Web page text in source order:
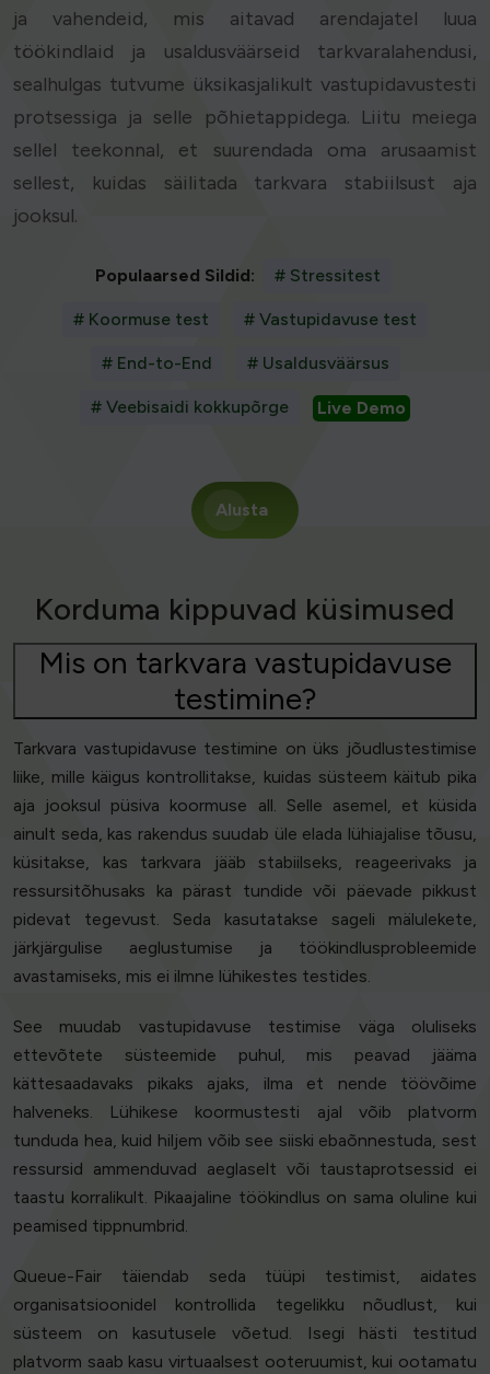
ja vahendeid, mis aitavad arendajatel luua
töökindlaid ja usaldusväärseid tarkvaralahendusi,
sealhulgas tutvume üksikasjalikult vastupidavustesti
protsessiga ja selle põhietappidega. Liitu meiega
sellel teekonnal, et suurendada oma arusaamist
sellest, kuidas säilitada tarkvara stabiilsust aja
jooksul.
Populaarsed Sildid: # Stressitest
# Koormuse test # Vastupidavuse test
# End-to-End # Usaldusväärsus
# Veebisaidi kokkupõrge Live Demo
Alusta
Korduma kippuvad küsimused
Mis on tarkvara vastupidavuse
testimine?
Tarkvara vastupidavuse testimine on üks jõudlustestimise
liike, mille käigus kontrollitakse, kuidas süsteem käitub pika
aja jooksul püsiva koormuse all. Selle asemel, et küsida
ainult seda, kas rakendus suudab üle elada lühiajalise tõusu,
küsitakse, kas tarkvara jääb stabiilseks, reageerivaks ja
ressursitõhusaks ka pärast tundide või päevade pikkust
pidevat tegevust. Seda kasutatakse sageli mälulekete,
järkjärgulise aeglustumise ja töökindlusprobleemide
avastamiseks, mis ei ilmne lühikestes testides.
See muudab vastupidavuse testimise väga oluliseks
ettevõtete süsteemide puhul, mis peavad jääma
kättesaadavaks pikaks ajaks, ilma et nende töövõime
halveneks. Lühikese koormustesti ajal võib platvorm
tunduda hea, kuid hiljem võib see siiski ebaõnnestuda, sest
ressursid ammenduvad aeglaselt või taustaprotsessid ei
taastu korralikult. Pikaajaline töökindlus on sama oluline kui
peamised tippnumbrid.
Queue-Fair täiendab seda tüüpi testimist, aidates
organisatsioonidel kontrollida tegelikku nõudlust, kui
süsteem on kasutusele võetud. Isegi hästi testitud
platvorm saab kasu virtuaalsest ooteruumist, kui ootamatu